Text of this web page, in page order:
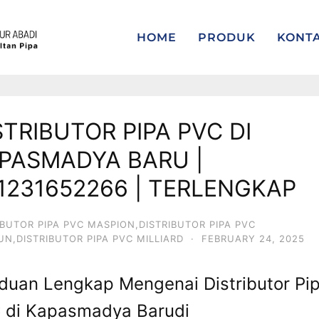
HOME PRODUK
PIPA PVC DI
BARU |
| TERLENGKAP
PIPA PVC MASPION,DISTRIBUTOR PIPA PVC
PIPA PVC MILLIARD
· FEBRUARY 24, 2025
Lengkap Mengenai Distributor
di Kapasmadya Barudi